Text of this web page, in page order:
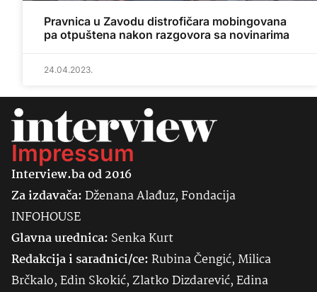
Pravnica u Zavodu distrofičara mobingovana
pa otpuštena nakon razgovora sa novinarima
24.04.2023.
Impressum
Interview.ba od 2016
Za izdavača:Dženana Alađuz, Fondacija
INFOHOUSE
Glavna urednica: SenkaKurt
Redakcija i saradnici/ce:Rubina Čengić, Milica
Brčkalo, Edin Skokić, Zlatko Dizdarević, Edina